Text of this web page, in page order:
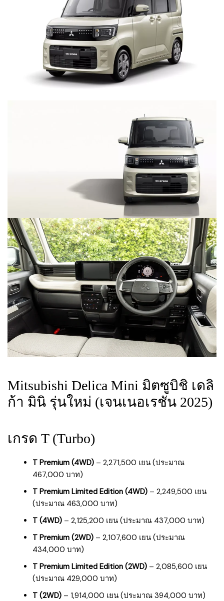
Mitsubishi Delica Mini มิตซูบิชิ เดลิ
ก้า มินิ รุ่นใหม่ (เจนเนอเรชัน 2025)
เกรด T (Turbo)
T Premium (4WD) – 2,271,500 เยน (ประมาณ
467,000 บาท)
T Premium Limited Edition (4WD) – 2,249,500 เยน
(ประมาณ 463,000 บาท)
T (4WD) – 2,125,200 เยน (ประมาณ 437,000 บาท)
T Premium (2WD) – 2,107,600 เยน (ประมาณ
434,000 บาท)
T Premium Limited Edition (2WD) – 2,085,600 เยน
(ประมาณ 429,000 บาท)
T (2WD) – 1,914,000 เยน (ประมาณ 394,000 บาท)